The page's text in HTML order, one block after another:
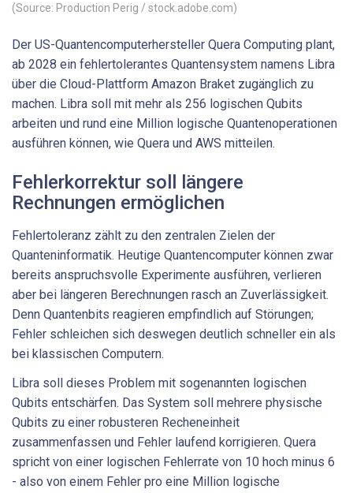
(Source: Production Perig / stock.adobe.com)
Der US-Quantencomputerhersteller Quera Computing plant,
ab 2028 ein fehlertolerantes Quantensystem namens Libra
über die Cloud-Plattform Amazon Braket zugänglich zu
machen. Libra soll mit mehr als 256 logischen Qubits
arbeiten und rund eine Million logische Quantenoperationen
ausführen können, wie Quera und AWS mitteilen.
Fehlerkorrektur soll längere
Rechnungen ermöglichen
Fehlertoleranz zählt zu den zentralen Zielen der
Quanteninformatik. Heutige Quantencomputer können zwar
bereits anspruchsvolle Experimente ausführen, verlieren
aber bei längeren Berechnungen rasch an Zuverlässigkeit.
Denn Quantenbits reagieren empfindlich auf Störungen;
Fehler schleichen sich deswegen deutlich schneller ein als
bei klassischen Computern.
Libra soll dieses Problem mit sogenannten logischen
Qubits entschärfen. Das System soll mehrere physische
Qubits zu einer robusteren Recheneinheit
zusammenfassen und Fehler laufend korrigieren. Quera
spricht von einer logischen Fehlerrate von 10 hoch minus 6
- also von einem Fehler pro eine Million logische